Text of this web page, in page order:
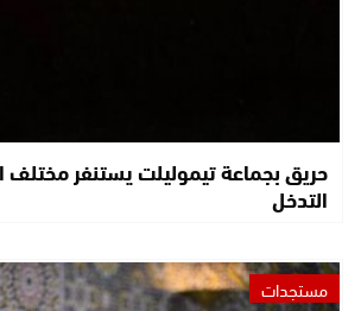
حريق بجماعة تيموليلت يستنفر
التدخل
مستجدات